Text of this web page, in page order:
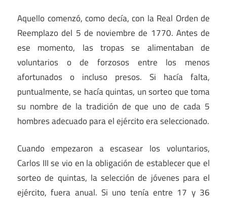
Aquello comenzó, como decía, con la Real Orden de
Reemplazo del 5 de noviembre de 1770. Antes de
ese momento, las tropas se alimentaban de
voluntarios o de forzosos entre los menos
afortunados o incluso presos. Si hacía falta,
puntualmente, se hacía quintas, un sorteo que toma
su nombre de la tradición de que uno de cada 5
hombres adecuado para el ejército era seleccionado.
Cuando empezaron a escasear los voluntarios,
Carlos III se vio en la obligación de establecer que el
sorteo de quintas, la selección de jóvenes para el
ejército, fuera anual. Si uno tenía entre 17 y 36